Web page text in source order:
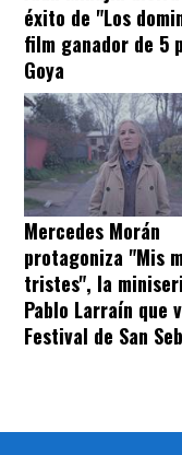
éxito de "Los
film ganador de 5
Goya
Mercedes Morán
protagoniza "Mis
tristes", la
Pablo Larraín que
Festival de San